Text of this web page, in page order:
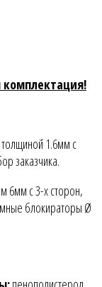
комплектация!
толщиной 1.6мм c
заказчика.
6мм с 3-х сторон,
блокираторы Ø